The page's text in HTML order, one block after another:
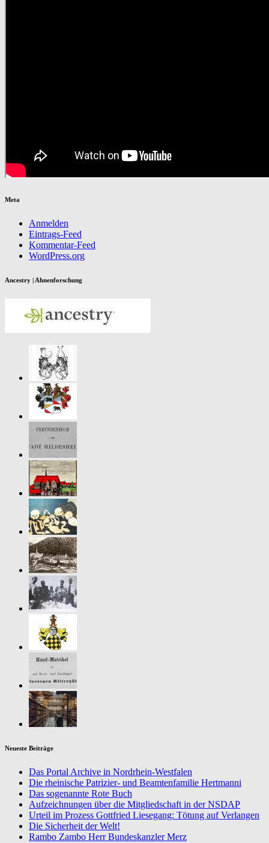
Meta
Anmelden
Eintrags-Feed
Kommentar-Feed
WordPress.org
Ancestry | Ahnenforschung
Neueste Beiträge
Das Portal Archive in Nordrhein-Westfalen
Die rheinische Patrizier- und Beamtenfamilie Hertmanni
Das sogenannte Rote Buch
Aufzeichnungen über die Mitgliedschaft in der NSDAP
Urteil im Prozess Gottfried Liesegang: Tötung auf Verlangen
Die Sicherheit der Welt!
Rambo Zambo Herr Bundeskanzler Merz